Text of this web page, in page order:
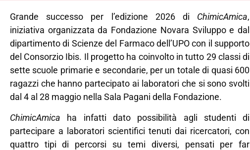
Grande successo per l’edizione 2026 di ChimicAmica,
iniziativa organizzata da Fondazione Novara Sviluppo e dal
dipartimento di Scienze del Farmaco dell’UPO con il supporto
del Consorzio Ibis. Il progetto ha coinvolto in tutto 29 classi di
sette scuole primarie e secondarie, per un totale di quasi 600
ragazzi che hanno partecipato ai laboratori che si sono svolti
dal 4 al 28 maggio nella Sala Pagani della Fondazione.
ChimicAmica ha infatti dato possibilità agli studenti di
partecipare a laboratori scientifici tenuti dai ricercatori, con
quattro tipi di percorsi su temi diversi, pensati per far